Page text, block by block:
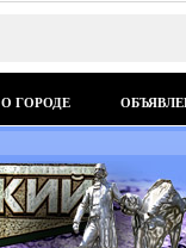
О ГОРОДЕ